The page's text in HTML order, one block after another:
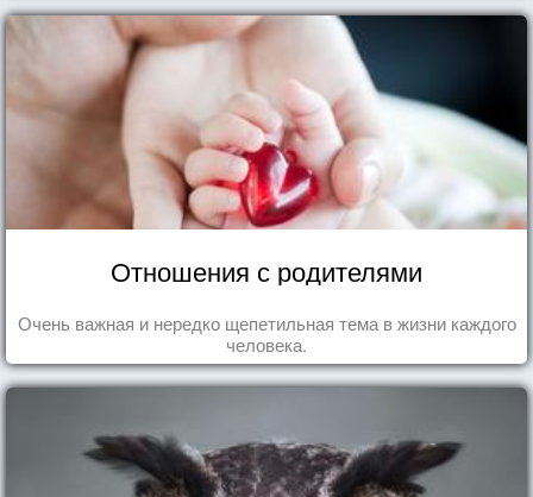
Отношения с родителями
Очень важная и нередко щепетильная тема в жизни каждого
человека.